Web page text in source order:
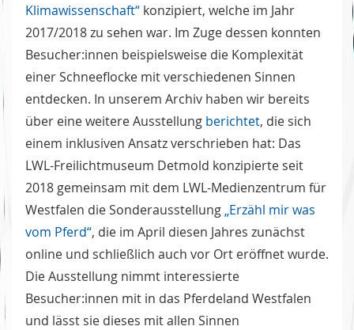
Klimawissenschaft“ konzipiert, welche im Jahr
2017/2018 zu sehen war. Im Zuge dessen konnten
Besucher:innen beispielsweise die Komplexität
einer Schneeflocke mit verschiedenen Sinnen
entdecken. In unserem Archiv haben wir bereits
über eine weitere Ausstellung berichtet, die sich
einem inklusiven Ansatz verschrieben hat: Das
LWL-Freilichtmuseum Detmold konzipierte seit
2018 gemeinsam mit dem LWL-Medienzentrum für
Westfalen die Sonderausstellung „Erzähl mir was
vom Pferd“, die im April diesen Jahres zunächst
online und schließlich auch vor Ort eröffnet wurde.
Die Ausstellung nimmt interessierte
Besucher:innen mit in das Pferdeland Westfalen
und lässt sie dieses mit allen Sinnen